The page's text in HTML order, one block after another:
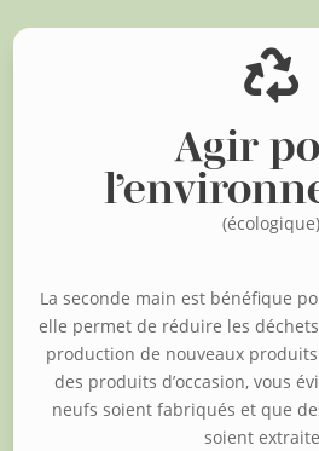

Agir
(écologique)
La seconde main est bénéfique
elle permet de réduire les
production de nouveaux
des produits d’occasion, vous
neufs soient fabriqués et que
soient